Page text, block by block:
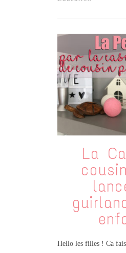
La
Hello les filles ! Ca